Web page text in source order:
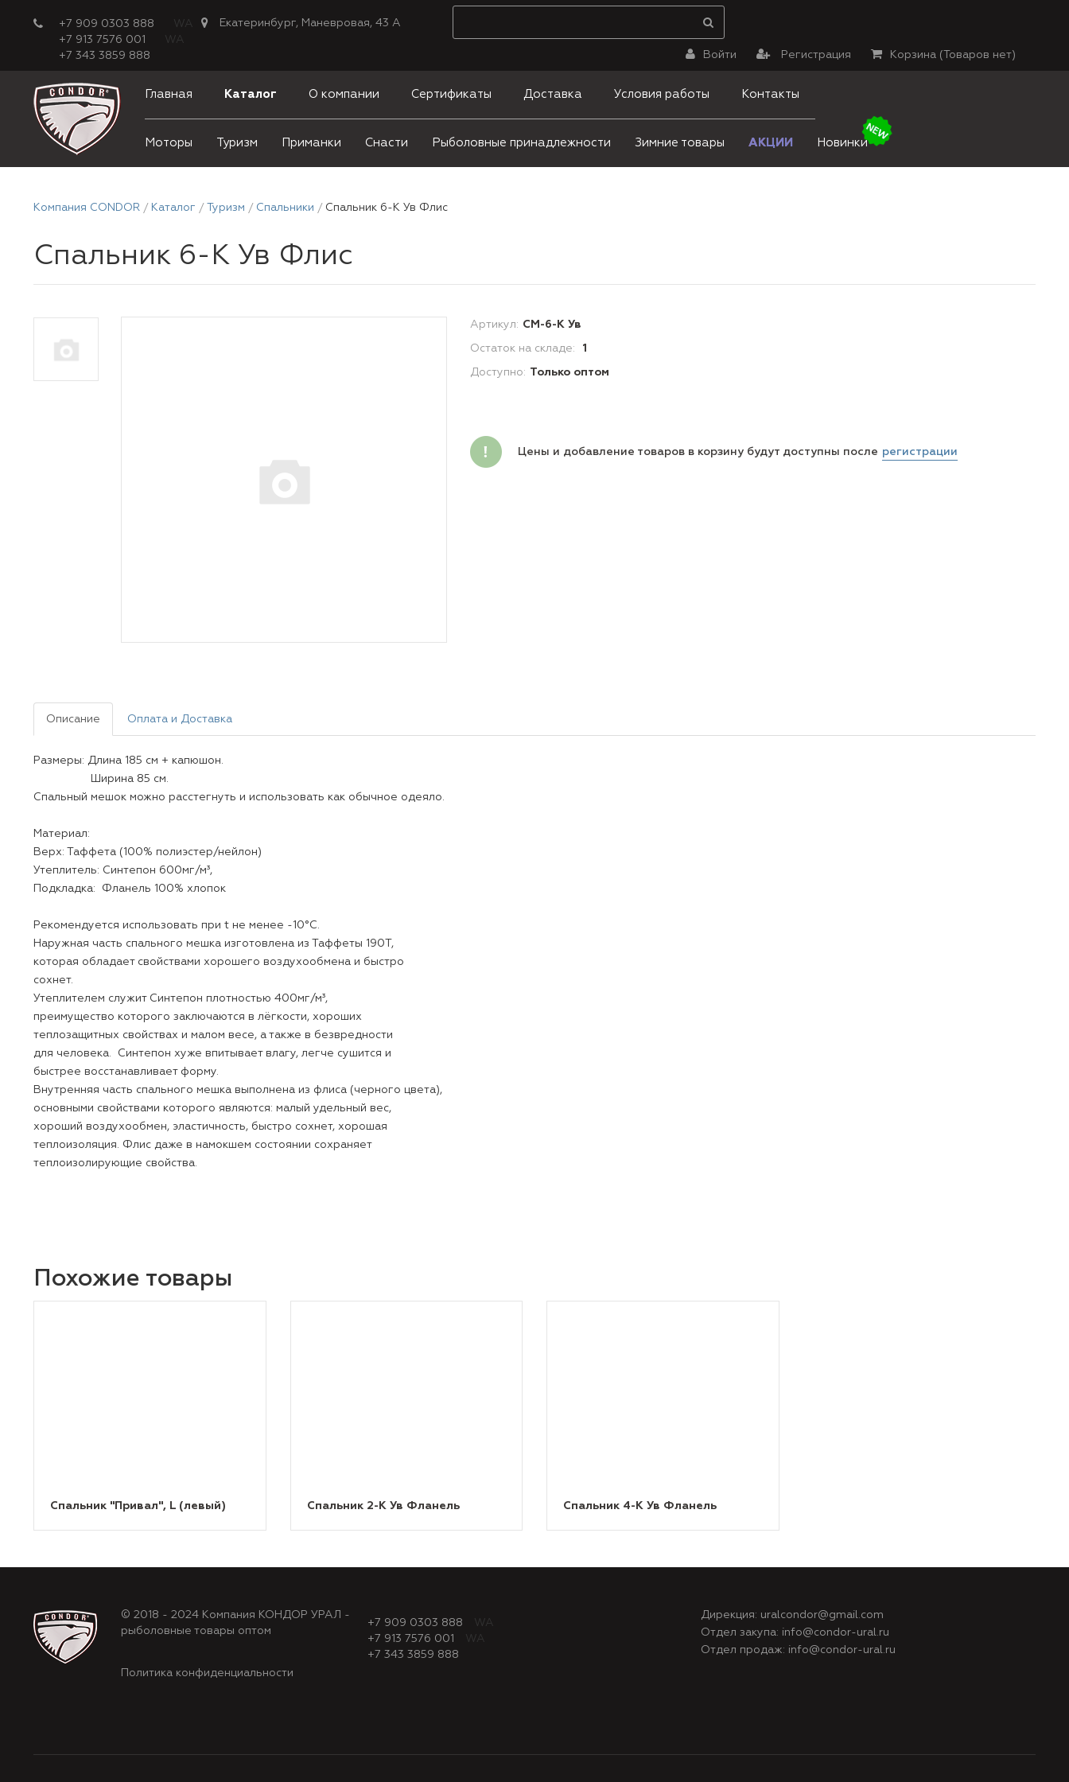
+7 909 0303 888
WA
+7 913 7576 001
WA
+7 343 3859 888
Екатеринбург, Маневровая, 43 А
Корзина ( Товаров нет)
Регистрация
Войти
Главная Каталог О компании Сертификаты Доставка Условия работы Контакты
Моторы Туризм Приманки Снасти Рыболовные принадлежности Зимние товары АКЦИИ Новинки
Компания CONDOR Каталог Туризм Спальники Спальник 6-К Ув Флис
Спальник 6-К Ув Флис
Артикул: СМ-6-К Ув
Остаток на складе: 1
Доступно: Только оптом
Цены и добавление товаров в корзину будут доступны после регистрации
Описание Оплата и Доставка
Размеры: Длина 185 см + капюшон.
Ширина 85 см.
Спальный мешок можно расстегнуть и использовать как обычное одеяло.
Материал:
Верх: Таффета (100% полиэстер/нейлон)
Утеплитель: Синтепон 600мг/м³,
Подкладка: Фланель 100% хлопок
Рекомендуется использовать при t не менее -10°C.
Наружная часть спального мешка изготовлена из Таффеты 190T,
которая обладает свойствами хорошего воздухообмена и быстро
сохнет.
Утеплителем служит Синтепон плотностью 400мг/м³,
преимущество которого заключаются в лёгкости, хороших
теплозащитных свойствах и малом весе, а также в безвредности
для человека. Синтепон хуже впитывает влагу, легче сушится и
быстрее восстанавливает форму.
Внутренняя часть спального мешка выполнена из флиса (черного цвета),
основными свойствами которого являются: малый удельный вес,
хороший воздухообмен, эластичность, быстро сохнет, хорошая
теплоизоляция. Флис даже в намокшем состоянии сохраняет
теплоизолирующие свойства.
Похожие товары
Спальник "Привал", L (левый) Спальник 2-К Ув Фланель Спальник 4-К Ув Фланель
© 2018 - 2024 Компания КОНДОР УРАЛ -
рыболовные товары оптом
Политика конфиденциальности
+7 909 0303 888
WA
+7 913 7576 001
WA
+7 343 3859 888
Дирекция: uralcondor@gmail.com
Отдел закупа: info@condor-ural.ru
Отдел продаж: info@condor-ural.ru